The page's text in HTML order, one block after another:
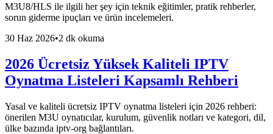
M3U8/HLS ile ilgili her şey için teknik eğitimler, pratik rehberler,
sorun giderme ipuçları ve ürün incelemeleri.
30 Haz 2026•2 dk okuma
2026 Ücretsiz Yüksek Kaliteli IPTV
Oynatma Listeleri Kapsamlı Rehberi
Yasal ve kaliteli ücretsiz IPTV oynatma listeleri için 2026 rehberi:
önerilen M3U oynatıcılar, kurulum, güvenlik notları ve kategori, dil,
ülke bazında iptv-org bağlantıları.